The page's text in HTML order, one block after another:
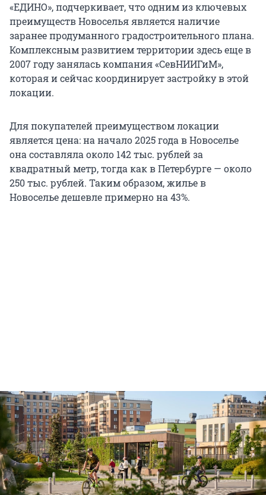
«ЕДИНО», подчеркивает, что одним из ключевых
преимуществ Новоселья является наличие
заранее продуманного градостроительного плана.
Комплексным развитием территории здесь еще в
2007 году занялась компания «СевНИИГиМ»,
которая и сейчас координирует застройку в этой
локации.
Для покупателей преимуществом локации
является цена: на начало 2025 года в Новоселье
она составляла около 142 тыс. рублей за
квадратный метр, тогда как в Петербурге — около
250 тыс. рублей. Таким образом, жилье в
Новоселье дешевле примерно на 43%.